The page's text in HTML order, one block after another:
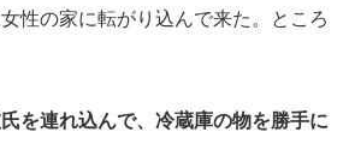
性の家に転がり込んで来た。ところ
を連れ込んで、冷蔵庫の物を勝手に